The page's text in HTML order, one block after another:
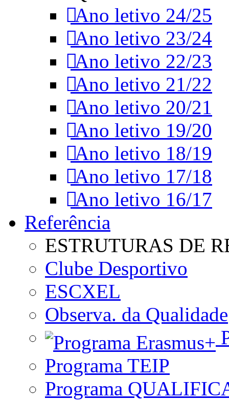
Ano letivo 24/25
Ano letivo 23/24
Ano letivo 22/23
Ano letivo 21/22
Ano letivo 20/21
Ano letivo 19/20
Ano letivo 18/19
Ano letivo 17/18
Ano letivo 16/17
Referência
ESTRUTURAS DE
Clube Desportivo
ESCXEL
Observa. da Qualidade
Programa TEIP
Programa